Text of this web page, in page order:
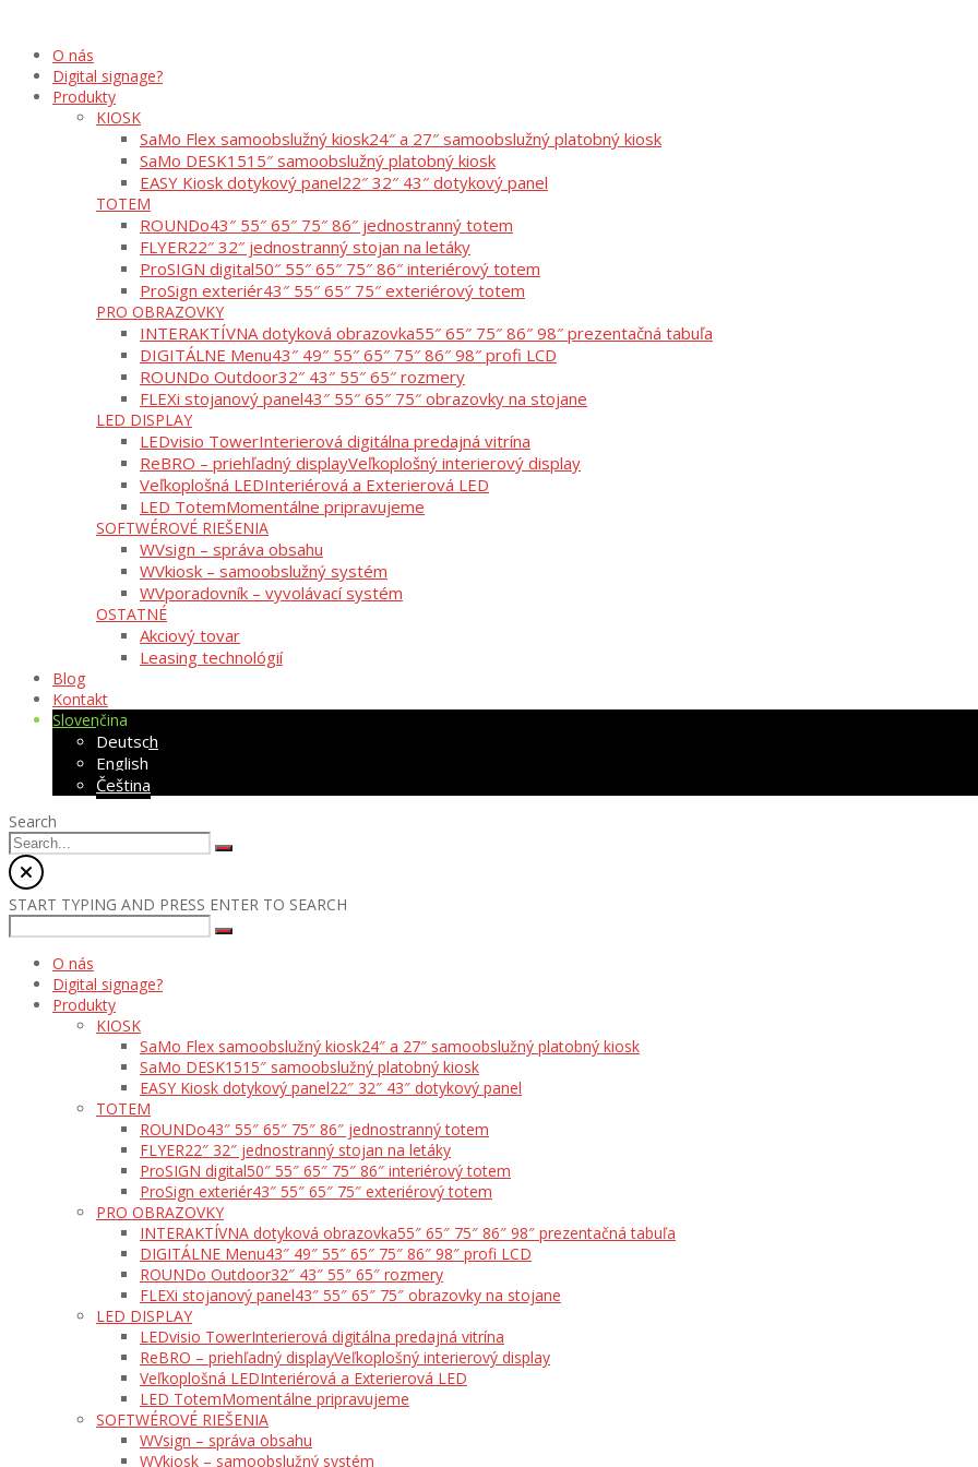
O nás
Digital signage?
Produkty
KIOSK
SaMo Flex samoobslužný kiosk24″ a 27″ samoobslužný platobný kiosk
SaMo DESK1515″ samoobslužný platobný kiosk
EASY Kiosk dotykový panel22″ 32″ 43″ dotykový panel
TOTEM
ROUNDo43″ 55″ 65″ 75″ 86″ jednostranný totem
FLYER22″ 32″ jednostranný stojan na letáky
ProSIGN digital50″ 55″ 65″ 75″ 86″ interiérový totem
ProSign exteriér43″ 55″ 65″ 75″ exteriérový totem
PRO OBRAZOVKY
INTERAKTÍVNA dotyková obrazovka55″ 65″ 75″ 86″ 98″ prezentačná tabuľa
DIGITÁLNE Menu43″ 49″ 55″ 65″ 75″ 86″ 98″ profi LCD
ROUNDo Outdoor32″ 43″ 55″ 65″ rozmery
FLEXi stojanový panel43″ 55″ 65″ 75″ obrazovky na stojane
LED DISPLAY
LEDvisio TowerInterierová digitálna predajná vitrína
ReBRO – priehľadný displayVeľkoplošný interierový display
Veľkoplošná LEDInteriérová a Exterierová LED
LED TotemMomentálne pripravujeme
SOFTWÉROVÉ RIEŠENIA
WVsign – správa obsahu
WVkiosk – samoobslužný systém
WVporadovník – vyvolávací systém
OSTATNÉ
Akciový tovar
Leasing technológií
Blog
Kontakt
Slovenčina
Deutsch
English
Čeština
Search
START TYPING AND PRESS ENTER TO SEARCH
O nás
Digital signage?
Produkty
KIOSK
SaMo Flex samoobslužný kiosk24″ a 27″ samoobslužný platobný kiosk
SaMo DESK1515″ samoobslužný platobný kiosk
EASY Kiosk dotykový panel22″ 32″ 43″ dotykový panel
TOTEM
ROUNDo43″ 55″ 65″ 75″ 86″ jednostranný totem
FLYER22″ 32″ jednostranný stojan na letáky
ProSIGN digital50″ 55″ 65″ 75″ 86″ interiérový totem
ProSign exteriér43″ 55″ 65″ 75″ exteriérový totem
PRO OBRAZOVKY
INTERAKTÍVNA dotyková obrazovka55″ 65″ 75″ 86″ 98″ prezentačná tabuľa
DIGITÁLNE Menu43″ 49″ 55″ 65″ 75″ 86″ 98″ profi LCD
ROUNDo Outdoor32″ 43″ 55″ 65″ rozmery
FLEXi stojanový panel43″ 55″ 65″ 75″ obrazovky na stojane
LED DISPLAY
LEDvisio TowerInterierová digitálna predajná vitrína
ReBRO – priehľadný displayVeľkoplošný interierový display
Veľkoplošná LEDInteriérová a Exterierová LED
LED TotemMomentálne pripravujeme
SOFTWÉROVÉ RIEŠENIA
WVsign – správa obsahu
WVkiosk – samoobslužný systém